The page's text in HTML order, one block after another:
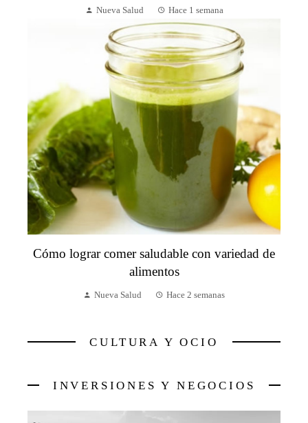
Nueva Salud Hace 1 semana
Cómo lograr comer saludable con variedad de
alimentos
Nueva Salud Hace 2 semanas
CULTURA Y OCIO
INVERSIONES Y NEGOCIOS